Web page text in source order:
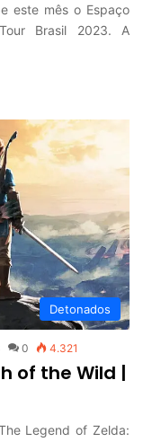
este mês o Espaço
Brasil 2023. A
Detonados
0 4.321
of the Wild |
Legend of Zelda: